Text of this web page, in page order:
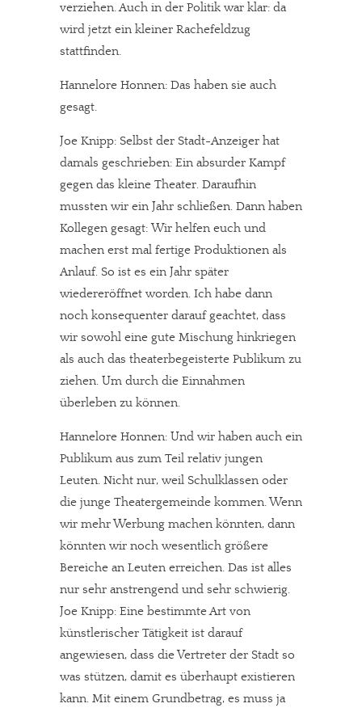
Dir gefällt unsere Arbeit?
meinesuedstadt.de finanziert sich durch Partnerprofile und
verziehen. Auch in der Politik war klar: da
wird jetzt ein kleiner Rachefeldzug
stattfinden.
Hannelore Honnen: Das haben sie auch
gesagt.
Joe Knipp: Selbst der Stadt-Anzeiger hat
damals geschrieben: Ein absurder Kampf
gegen das kleine Theater. Daraufhin
mussten wir ein Jahr schließen. Dann haben
Kollegen gesagt: Wir helfen euch und
machen erst mal fertige Produktionen als
Anlauf. So ist es ein Jahr später
wiedereröffnet worden. Ich habe dann
noch konsequenter darauf geachtet, dass
wir sowohl eine gute Mischung hinkriegen
als auch das theaterbegeisterte Publikum zu
ziehen. Um durch die Einnahmen
überleben zu können.
Hannelore Honnen: Und wir haben auch ein
Publikum aus zum Teil relativ jungen
Leuten. Nicht nur, weil Schulklassen oder
die junge Theatergemeinde kommen. Wenn
wir mehr Werbung machen könnten, dann
könnten wir noch wesentlich größere
Bereiche an Leuten erreichen. Das ist alles
nur sehr anstrengend und sehr schwierig.
Joe Knipp: Eine bestimmte Art von
künstlerischer Tätigkeit ist darauf
angewiesen, dass die Vertreter der Stadt so
was stützen, damit es überhaupt existieren
kann. Mit einem Grundbetrag, es muss ja